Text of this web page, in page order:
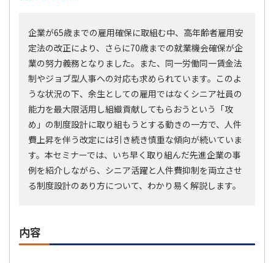
企業が65歳までの雇用確保に取組む中、高年齢者雇用安
定法の改正により、さらに70歳までの就業機会確保が企
業の努力義務となりました。また、同一労働同一賃金法
制やジョブ型人事への対応も求められています。このよ
うな状況の下、余生としての雇用ではなくシニア社員の
能力を最大限活用し組織貢献してもらおうという「攻
め」の制度設計に取り組もうとする動きの一方で、人件
費上昇を伴う改定には引き続き慎重な傾向が続いていま
す。本セミナーでは、いち早く取り組んだ先進企業の事
例を紹介しながら、シニア活躍と人件費抑制を両立させ
る制度設計のあり方について、わかり易く解説します。
内容